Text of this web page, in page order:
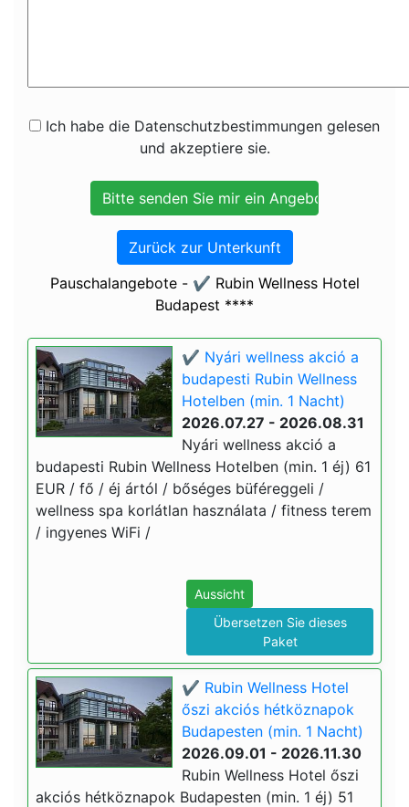
Ich habe die Datenschutzbestimmungen gelesen
und akzeptiere sie.
Zurück zur Unterkunft
Pauschalangebote - ✔️ Rubin Wellness Hotel
Budapest ****
✔️ Nyári wellness akció a
budapesti Rubin Wellness
Hotelben (min. 1 Nacht)
2026.07.27 - 2026.08.31
Nyári wellness akció a
budapesti Rubin Wellness Hotelben (min. 1 éj) 61
EUR / fő / éj ártól / bőséges büféreggeli /
wellness spa korlátlan használata / fitness terem
/ ingyenes WiFi /
Aussicht
Übersetzen Sie dieses
Paket
✔️ Rubin Wellness Hotel
őszi akciós hétköznapok
Budapesten (min. 1 Nacht)
2026.09.01 - 2026.11.30
Rubin Wellness Hotel őszi
akciós hétköznapok Budapesten (min. 1 éj) 51